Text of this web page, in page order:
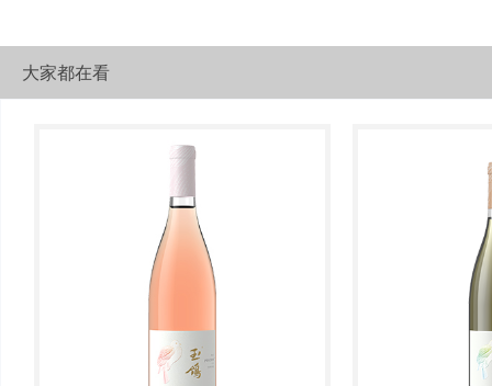
大家都在看